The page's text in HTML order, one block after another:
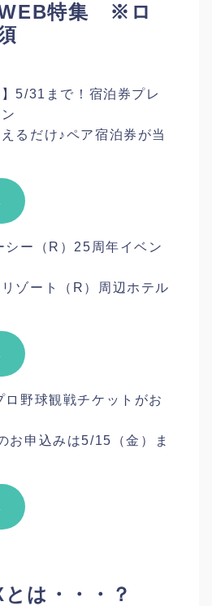
特集 ※ロ
5/31まで！宿泊券プレ
るだけ♪ペア宿泊券が当
ー（R）25周年イベン
ゾート（R）周辺ホテル
野球観戦チケットがお
申込みは5/15（金）ま
は・・・？